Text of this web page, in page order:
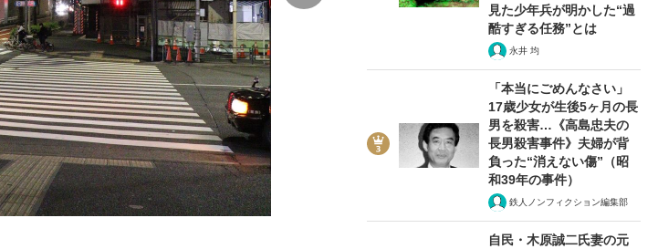
...
もっと見る
6/10
見た少年兵が明かした“過
酷すぎる任務”とは
永井 均
「本当にごめんなさい」
17歳少女が生後5ヶ月の長
男を殺害…《高島忠夫の
長男殺害事件》夫婦が背
負った“消えない傷”（昭
和39年の事件）
鉄人ノンフィクション編集部
自民・木原誠二氏妻の元